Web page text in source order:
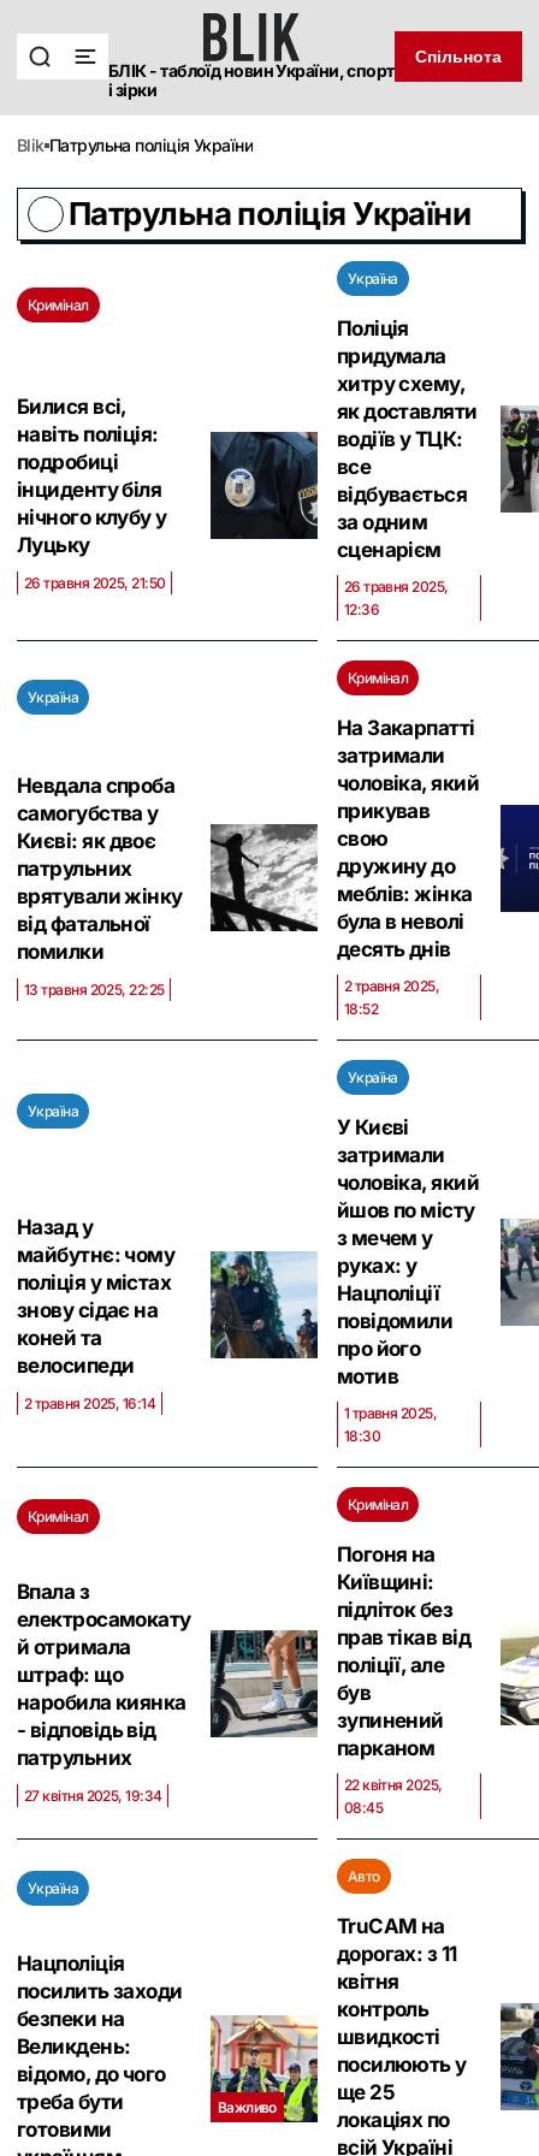
БЛІК - таблоїд новин України, спорт
і зірки
Спільнота
blik Патрульна поліція України
Патрульна поліція України
Кримінал
Билися всі,
навіть поліція:
подробиці
інциденту біля
нічного клубу у
Луцьку
26 травня 2025, 21:50
Україна
Поліція
придумала
хитру схему,
як доставляти
водіїв у ТЦК:
все
відбувається
за одним
сценарієм
26 травня 2025,
12:36
Україна
Невдала спроба
самогубства у
Києві: як двоє
патрульних
врятували жінку
від фатальної
помилки
13 травня 2025, 22:25
Кримінал
На Закарпатті
затримали
чоловіка, який
прикував
свою
дружину до
меблів: жінка
була в неволі
десять днів
2 травня 2025,
18:52
Україна
Назад у
майбутнє: чому
поліція у містах
знову сідає на
коней та
велосипеди
2 травня 2025, 16:14
Україна
У Києві
затримали
чоловіка, який
йшов по місту
з мечем у
руках: у
Нацполіції
повідомили
про його
мотив
1 травня 2025,
18:30
Кримінал
Впала з
електросамокату
й отримала
штраф: що
наробила киянка
- відповідь від
патрульних
27 квітня 2025, 19:34
Кримінал
Погоня на
Київщині:
підліток без
прав тікав від
поліції, але
був
зупинений
парканом
22 квітня 2025,
08:45
Важливо
Україна
Нацполіція
посилить заходи
безпеки на
Великдень:
відомо, до чого
треба бути
готовими
Авто
TruCAM на
дорогах: з 11
квітня
контроль
швидкості
посилюють у
ще 25
локаціях по
всій Україні